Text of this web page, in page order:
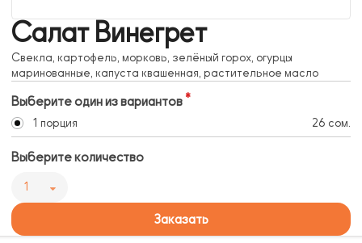
Салат Винегрет
Свекла, картофель, морковь, зелёный горох, огурцы
маринованные, капуста квашенная, растительное масло
Выберите один из вариантов
1 порция 26 сом.
Выберите количество
1
Заказать